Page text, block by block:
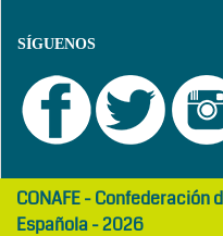
SÍGUENOS
girls
abaya
maltepe
otelCONAFE - Confederación
Española - 2026